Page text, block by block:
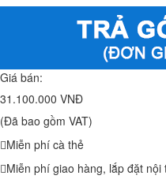
Giá bán:
31.100.000 VNĐ
(Đã bao gồm VAT)
Miễn phí cà thẻ
Miễn phí giao hàng, lắp đặt